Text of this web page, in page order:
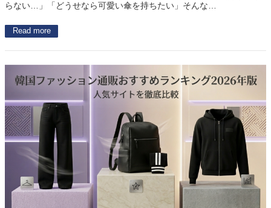
らない…」「どうせなら可愛い傘を持ちたい」そんな…
Read more